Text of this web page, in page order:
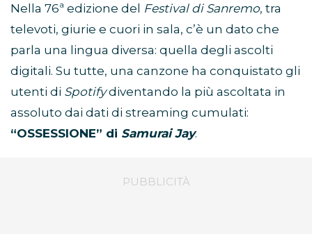
Nella 76ª edizione del Festival di Sanremo, tra
televoti, giurie e cuori in sala, c’è un dato che
parla una lingua diversa: quella degli ascolti
digitali. Su tutte, una canzone ha conquistato gli
utenti di Spotifydiventando la più ascoltata in
assoluto dai dati di streaming cumulati:
“OSSESSIONE” di Samurai Jay.